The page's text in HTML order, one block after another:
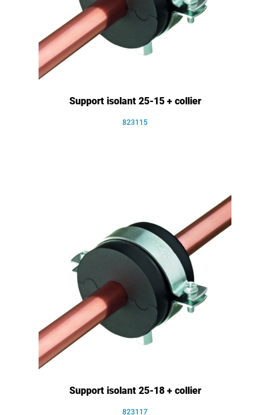
Support isolant 25-15 + collier
823115
Support isolant 25-18 + collier
823117